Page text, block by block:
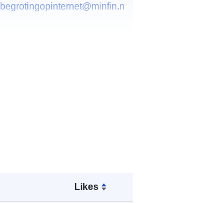
Likes